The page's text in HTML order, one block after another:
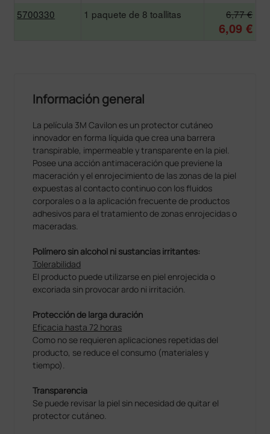
5700330 1 paquete de 8 toallitas 6,77 €
6,09 €
Información general
La película 3M Cavilon es un protector cutáneo
innovador en forma líquida que crea una barrera
transpirable, impermeable y transparente en la piel.
Posee una acción antimaceración que previene la
maceración y el enrojecimiento de las zonas de la piel
expuestas al contacto continuo con los fluidos
corporales o a la aplicación frecuente de productos
adhesivos para el tratamiento de zonas enrojecidas o
maceradas.
Polímero sin alcohol ni sustancias irritantes:
Tolerabilidad
El producto puede utilizarse en piel enrojecida o
excoriada sin provocar ardo ni irritación.
Protección de larga duración
Eficacia hasta 72 horas
Como no se requieren aplicaciones repetidas del
producto, se reduce el consumo (materiales y
tiempo).
Transparencia
Se puede revisar la piel sin necesidad de quitar el
protector cutáneo.